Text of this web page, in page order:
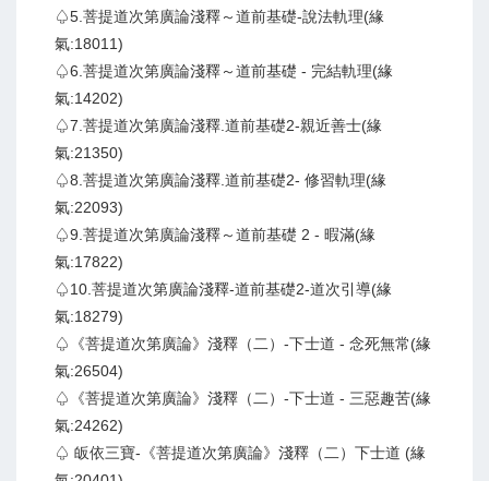
♤5.菩提道次第廣論淺釋～道前基礎-說法軌理(緣
氣:18011)
♤6.菩提道次第廣論淺釋～道前基礎 - 完結軌理(緣
氣:14202)
♤7.菩提道次第廣論淺釋.道前基礎2-親近善士(緣
氣:21350)
♤8.菩提道次第廣論淺釋.道前基礎2- 修習軌理(緣
氣:22093)
♤9.菩提道次第廣論淺釋～道前基礎 2 - 暇滿(緣
氣:17822)
♤10.菩提道次第廣論淺釋-道前基礎2-道次引導(緣
氣:18279)
♤《菩提道次第廣論》淺釋（二）-下士道 - 念死無常(緣
氣:26504)
♤《菩提道次第廣論》淺釋（二）-下士道 - 三惡趣苦(緣
氣:24262)
♤ 皈依三寶-《菩提道次第廣論》淺釋（二）下士道 (緣